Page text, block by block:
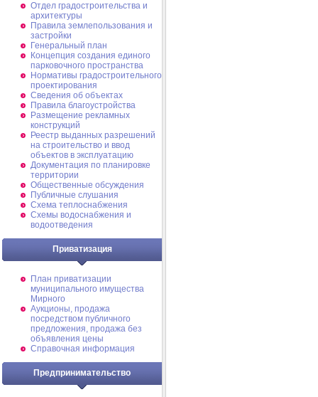
Отдел градостроительства и
архитектуры
Правила землепользования и
застройки
Генеральный план
Концепция создания единого
парковочного пространства
Нормативы градостроительного
проектирования
Сведения об объектах
Правила благоустройства
Размещение рекламных
конструкций
Реестр выданных разрешений
на строительство и ввод
объектов в эксплуатацию
Документация по планировке
территории
Общественные обсуждения
Публичные слушания
Схема теплоснабжения
Схемы водоснабжения и
водоотведения
Приватизация
План приватизации
муниципального имущества
Мирного
Аукционы, продажа
посредством публичного
предложения, продажа без
объявления цены
Справочная информация
Предпринимательство